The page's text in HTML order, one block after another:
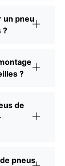
un pneu
?
?
de
pneus